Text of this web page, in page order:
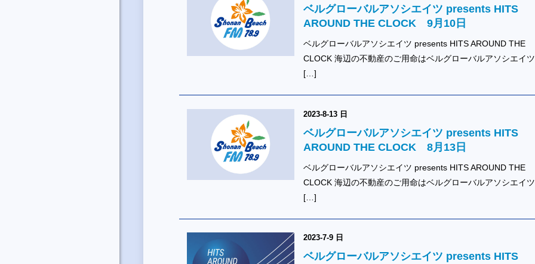
ベルグローバルアソシエイツ presents HITS
AROUND THE CLOCK 9月10日
ベルグローバルアソシエイツ presents HITS AROUND THE
CLOCK 海辺の不動産のご用命はベルグローバルアソシエイツ
[…]
2023-8-13 日
ベルグローバルアソシエイツ presents HITS
AROUND THE CLOCK 8月13日
ベルグローバルアソシエイツ presents HITS AROUND THE
CLOCK 海辺の不動産のご用命はベルグローバルアソシエイツ
[…]
2023-7-9 日
ベルグローバルアソシエイツ presents HITS